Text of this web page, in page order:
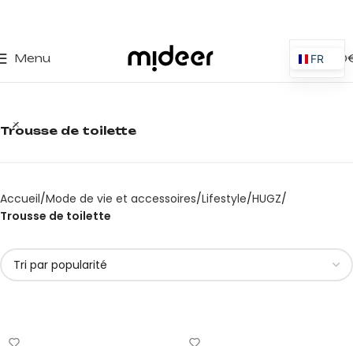
Menu 0,00
Trousse de toilette
Accueil Mode de vie et accessoires Lifestyle HUGZ
Trousse de toilette
FR
ES